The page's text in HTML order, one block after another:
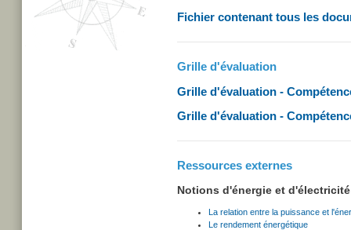
Fichier contenant tous les
Grille d'évaluation
Grille d'évaluation -
Grille d'évaluation -
Ressources externes
Notions d'énergie et d'électricité
La relation entre la puissance et
Le rendement énergétique